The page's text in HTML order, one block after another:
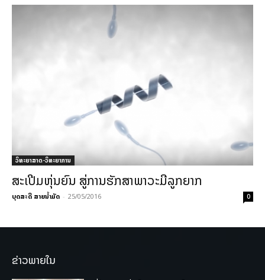
ວິທະຍາສາດ-ວິທະຍາການ
ສະເປີມຫຸ່ນຍົນ ສູ່ການຮັກສາພາວະມີລູກຍາກ
ບຸດສະດີ ສາຍນ້ຳມັດ - 25/05/2016 0
ຂ່າວພາຍໃນ